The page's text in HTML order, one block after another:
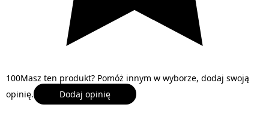
100Masz ten produkt? Pomóż innym w wyborze, dodaj swoją
opinię.
Dodaj opinię